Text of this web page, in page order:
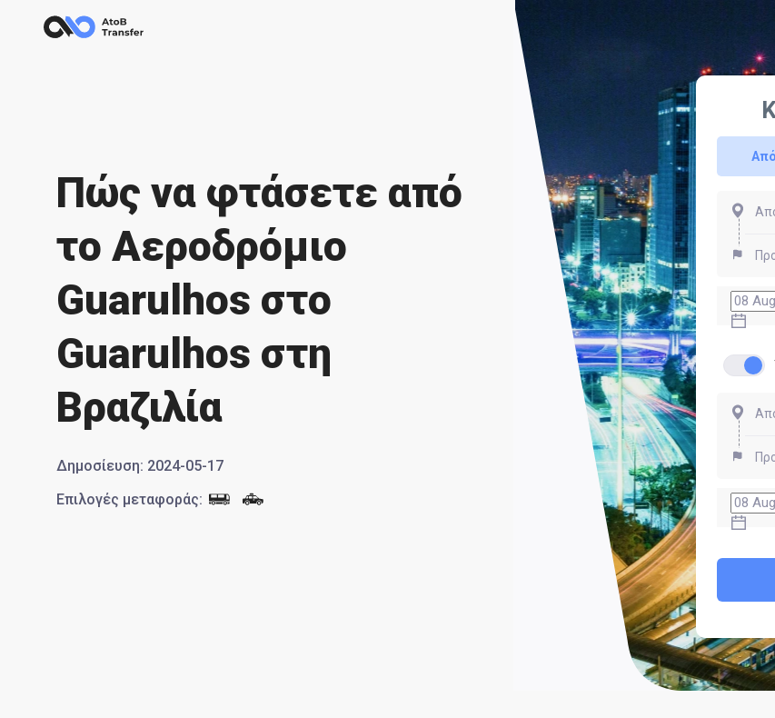
Πώς να φτάσετε από
το Αεροδρόμιο
Guarulhos στο
Guarulhos στη
Βραζιλία
Δημοσίευση: 2024-05-17
Επιλογές μεταφοράς: